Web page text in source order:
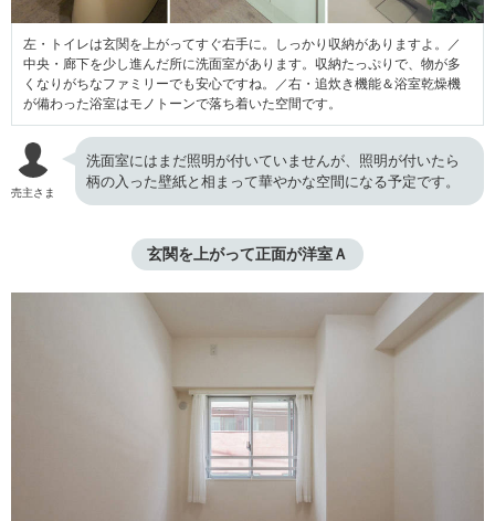
左・トイレは玄関を上がってすぐ右手に。しっかり収納がありますよ。／
中央・廊下を少し進んだ所に洗面室があります。収納たっぷりで、物が多
くなりがちなファミリーでも安心ですね。／右・追炊き機能＆浴室乾燥機
が備わった浴室はモノトーンで落ち着いた空間です。
売主さま
洗面室にはまだ照明が付いていませんが、照明が付いたら
柄の入った壁紙と相まって華やかな空間になる予定です。
玄関を上がって正面が洋室Ａ